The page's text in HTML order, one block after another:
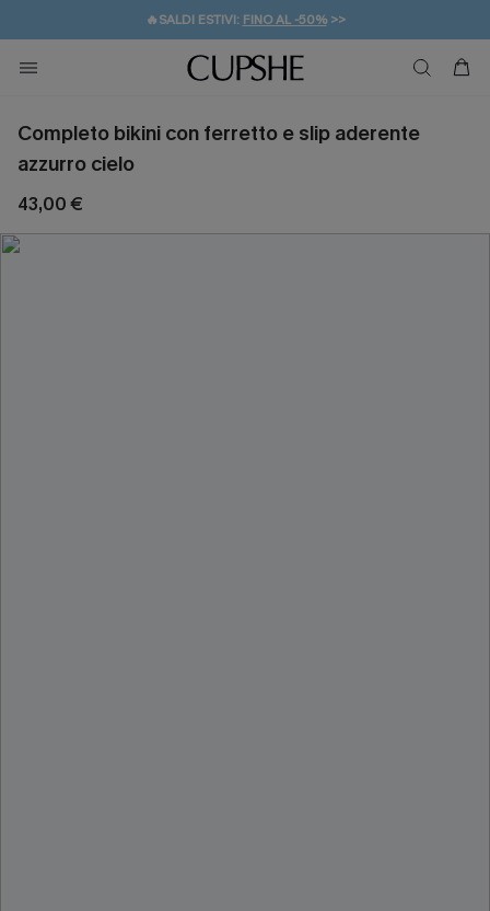
🔥SALDI ESTIVI: FINO AL -50%>>
🚚SPEDIZIONE GRATUITA DA 49€
💌REGALO PER I NUOVI: 20% DI SCONTO*
Completo bikini con ferretto e slip aderente
azzurro cielo
43,00 €